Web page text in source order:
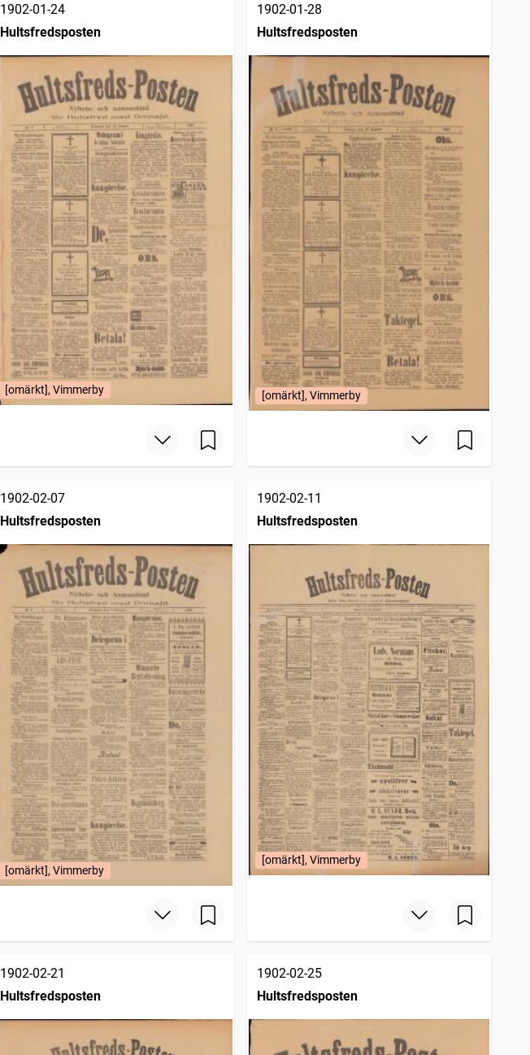
1902-01-24
Hultsfredsposten
[omärkt], Vimmerby
1902-01-28
Hultsfredsposten
[omärkt], Vimmerby
1902-02-07
Hultsfredsposten
[omärkt], Vimmerby
1902-02-11
Hultsfredsposten
[omärkt], Vimmerby
1902-02-21
Hultsfredsposten
1902-02-25
Hultsfredsposten